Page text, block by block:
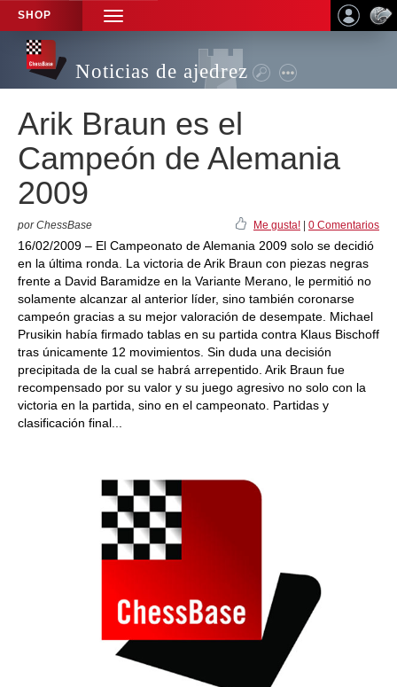
SHOP
TOGGLE
NAVIGATION
Noticias de ajedrez
Arik Braun es el
Campeón de Alemania
2009
por ChessBase Me gusta! 0 Comentarios
16/02/2009 – El Campeonato de Alemania 2009 solo se decidió
en la última ronda. La victoria de Arik Braun con piezas negras
frente a David Baramidze en la Variante Merano, le permitió no
solamente alcanzar al anterior líder, sino también coronarse
campeón gracias a su mejor valoración de desempate. Michael
Prusikin había firmado tablas en su partida contra Klaus Bischoff
tras únicamente 12 movimientos. Sin duda una decisión
precipitada de la cual se habrá arrepentido. Arik Braun fue
recompensado por su valor y su juego agresivo no solo con la
victoria en la partida, sino en el campeonato. Partidas y
clasificación final...